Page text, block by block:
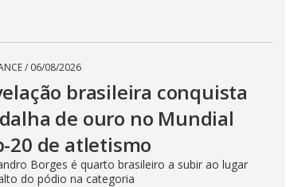
/ 06/08/2026
brasileira conquista
de ouro no Mundial
20 de atletismo
Borges é quarto brasileiro a subir ao lugar
do pódio na categoria